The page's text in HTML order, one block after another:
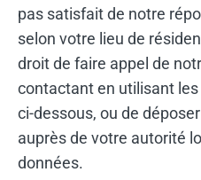
pas satisfait de notre
selon votre lieu de
droit de faire appel de
contactant en utilisant
ci-dessous, ou de
auprès de votre autorité
données.